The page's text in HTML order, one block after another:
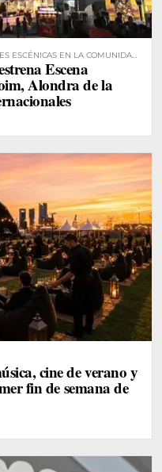
ESCÉNICAS EN LA COMUNIDAD
Escena
Alondra de la
cine de verano y
fin de semana de